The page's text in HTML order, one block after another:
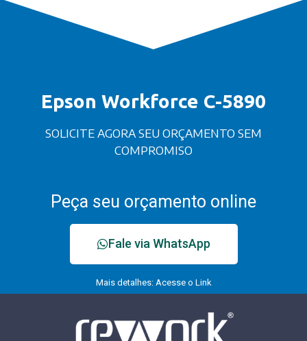
Epson Workforce C-5890
SOLICITE AGORA SEU ORÇAMENTO SEM
COMPROMISO
Peça seu orçamento online
Fale via WhatsApp
Mais detalhes: Acesse o Link